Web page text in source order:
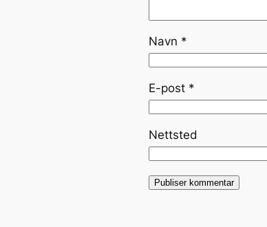
Navn *
E-post *
Nettsted